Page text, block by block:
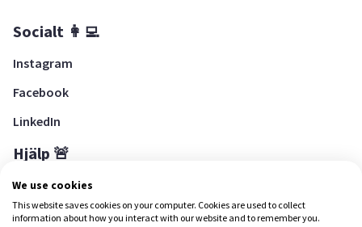
Socialt 👩‍💻
Instagram
Facebook
LinkedIn
Hjälp 🚨
Hjälpcenter
We use cookies
This website saves cookies on your computer. Cookies are used to collect
information about how you interact with our website and to remember you.